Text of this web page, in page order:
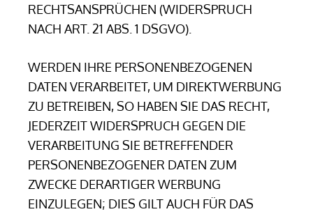
RECHTSANSPRÜCHEN (WIDERSPRUCH
NACH ART. 21 ABS. 1 DSGVO).
WERDEN IHRE PERSONENBEZOGENEN
DATEN VERARBEITET, UM DIREKTWERBUNG
ZU BETREIBEN, SO HABEN SIE DAS RECHT,
JEDERZEIT WIDERSPRUCH GEGEN DIE
VERARBEITUNG SIE BETREFFENDER
PERSONENBEZOGENER DATEN ZUM
ZWECKE DERARTIGER WERBUNG
EINZULEGEN; DIES GILT AUCH FÜR DAS